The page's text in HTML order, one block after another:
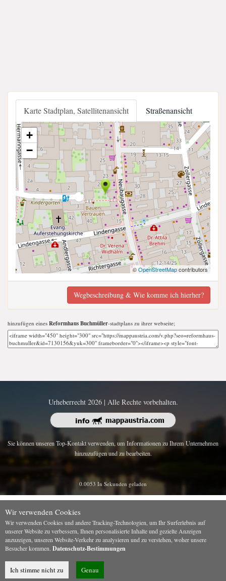
Karte Stadtplan, Satellitenansicht Straßenansicht
+
−
©OpenStreetMapcontributors
Wegbeschreibung & Wie komme ich hierher?
hinzufügen eines Reformhaus Buchmüller-stadtplans zu ihrer webseite;
Urheberrecht 2026 | Alle Rechte vorbehalten.
Sie können unseren Top-Kontakt verwenden, um Informationen zu Ihrem Unternehmen
hinzuzufügen und zu bearbeiten.
0.0053 In Sekunden geladen
Wir verwenden Cookies
Wir verwenden Cookies und andere Tracking-Technologien, um Ihr Surferlebnis auf
unserer Website zu verbessern, Ihnen personalisierte Inhalte und gezielte Anzeigen
anzuzeigen, unseren Website-Verkehr zu analysieren und zu verstehen, woher unsere
Besucher kommen. Datenschutz-Bestimmungen
Ich stimme nicht zu Genau